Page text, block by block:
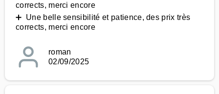
corrects, merci encore
➕ Une belle sensibilité et patience, des prix très
corrects, merci encore
roman
02/09/2025